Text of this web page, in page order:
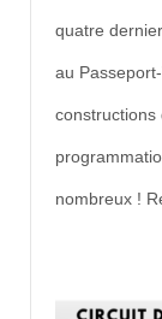
quatre
au
constructions
nombreux !